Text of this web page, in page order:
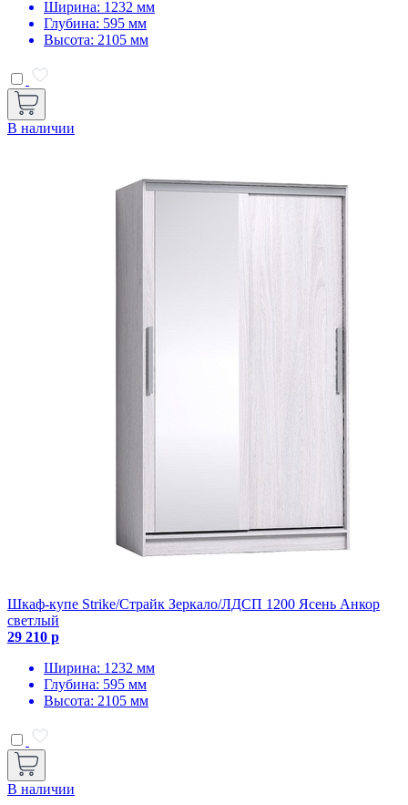
Ширина: 1232 мм
Глубина: 595 мм
Высота: 2105 мм
В наличии
Шкаф-купе Strike/Страйк Зеркало/ЛДСП 1200 Ясень Анкор
светлый
29 210 р
Ширина: 1232 мм
Глубина: 595 мм
Высота: 2105 мм
В наличии